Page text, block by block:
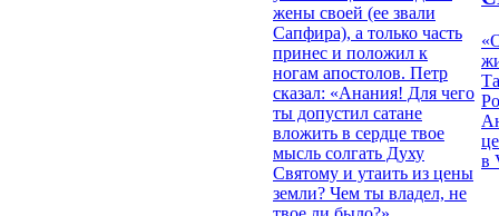
жены своей (ее звали
Сапфира), а только часть
принес и положил к
ногам апостолов. Петр
сказал: «Анания! Для чего
ты допустил сатане
вложить в сердце твое
мысль солгать Духу
Святому и утаить из цены
земли? Чем ты владел, не
в